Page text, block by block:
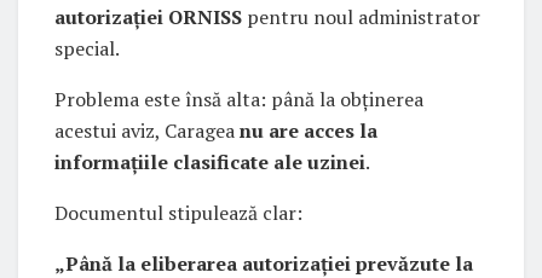
autorizației ORNISS pentru noul administrator
special.
Problema este însă alta: până la obținerea
acestui aviz, Carageanu are acces la
informațiile clasificate ale uzinei.
Documentul stipulează clar:
„Până la eliberarea autorizației prevăzute la